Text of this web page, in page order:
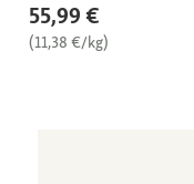
55,99 €
(11,38 €/kg)